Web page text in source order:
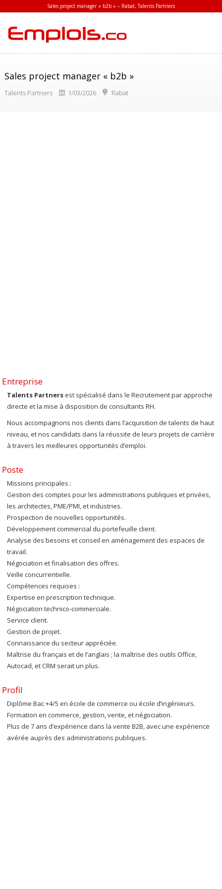
Sales project manager « b2b » – Rabat, Talents Partners
Sales project manager « b2b »
Talents Partners 1/03/2026 Rabat
Entreprise
Talents Partnersest spécialisé dans le Recrutement par approche
directe et la mise à disposition de consultants RH.
Nous accompagnons nos clients dans l’acquisition de talents de haut
niveau, et nos candidats dans la réussite de leurs projets de carrière
à travers les meilleures opportunités d’emploi.
Poste
Missions principales :
Gestion des comptes pour les administrations publiques et privées,
les architectes, PME/PMI, et industries.
Prospection de nouvelles opportunités.
Développement commercial du portefeuille client.
Analyse des besoins et conseil en aménagement des espaces de
travail.
Négociation et finalisation des offres.
Veille concurrentielle.
Compétences requises :
Expertise en prescription technique.
Négociation technico-commerciale.
Service client.
Gestion de projet.
Connaissance du secteur appréciée.
Maîtrise du français et de l’anglais ; la maîtrise des outils Office,
Autocad, et CRM serait un plus.
Profil
Diplôme Bac +4/5 en école de commerce ou école d’ingénieurs.
Formation en commerce, gestion, vente, et négociation.
Plus de 7 ans d’expérience dans la vente B2B, avec une expérience
avérée auprès des administrations publiques.